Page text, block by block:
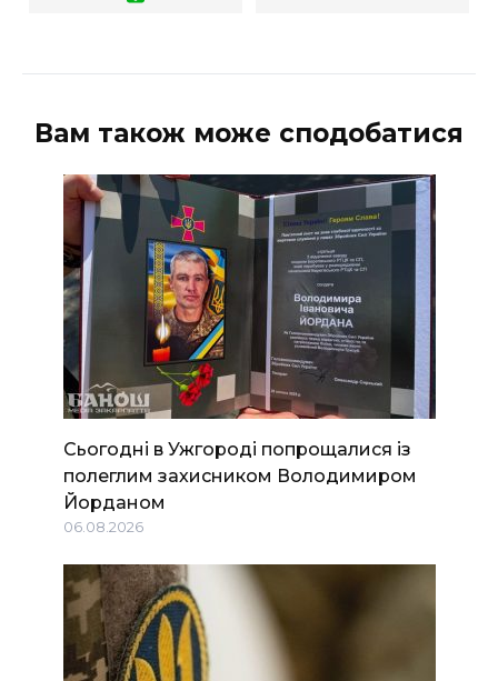
Вам також може сподобатися
Сьогодні в Ужгороді попрощалися із
полеглим захисником Володимиром
Йорданом
06.08.2026